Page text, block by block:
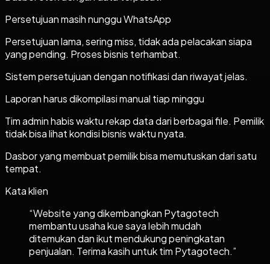
Persetujuan masih nunggu WhatsApp
Persetujuan lama, sering miss, tidak ada pelacakan siapa
yang pending. Proses bisnis terhambat.
Sistem persetujuan dengan notifikasi dan riwayat jelas.
Laporan harus dikompilasi manual tiap minggu
Tim admin habis waktu rekap data dari berbagai file. Pemilik
tidak bisa lihat kondisi bisnis waktu nyata.
Dasbor yang membuat pemilik bisa memutuskan dari satu
tempat.
Kata klien
“Website yang dikembangkan Pytagotech
membantu usaha kue saya lebih mudah
ditemukan dan ikut mendukung peningkatan
penjualan. Terima kasih untuk tim Pytagotech.”